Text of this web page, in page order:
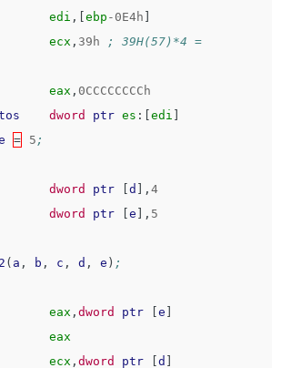
edi ,[ ebp - 0E4h
ecx , 39h
; 39H(57)*4 =
eax , 0CCCCCCCCh
dword ptr es :[ edi
= 5 ;
dword ptr d ], 4
dword ptr e ], 5
( a , b , c , d , e ) ;
eax , dword ptr e
eax
ecx , dword ptr d